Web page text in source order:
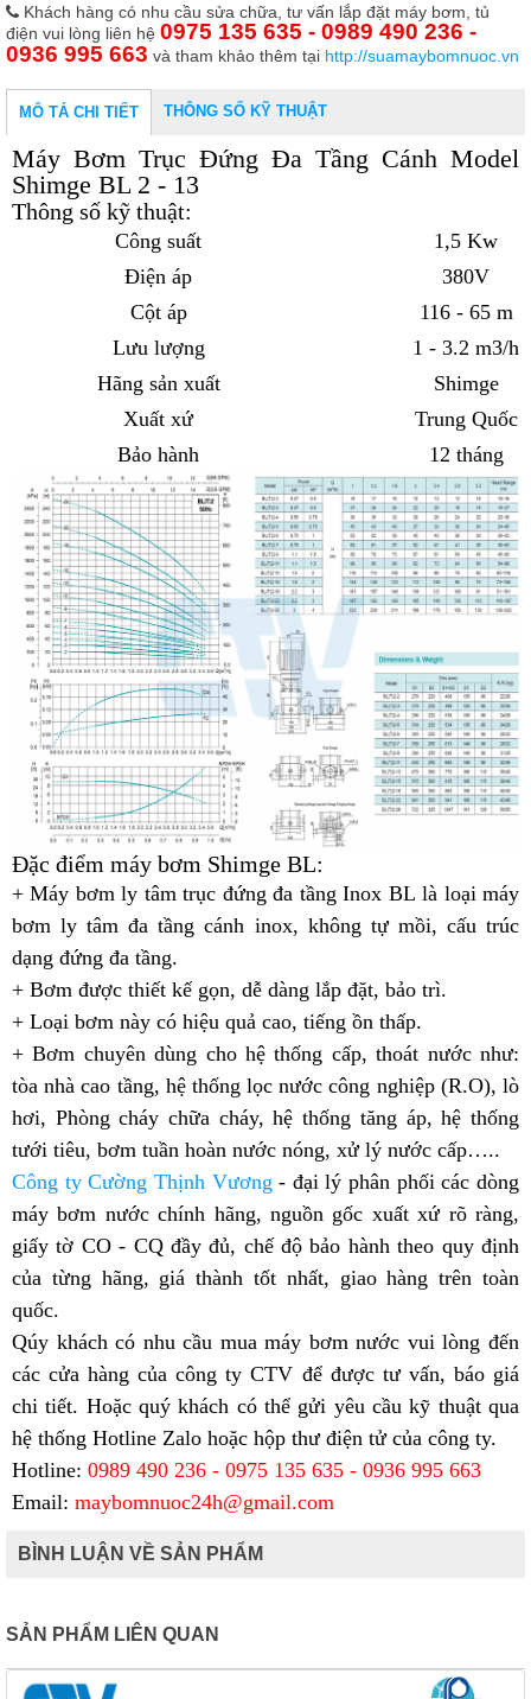
Khách hàng có nhu cầu sửa chữa, tư vấn lắp đặt máy bơm, tủ
điện vui lòng liên hệ 0975 135 635 - 0989 490 236 -
0936 995 663 và tham khảo thêm tại http://suamaybomnuoc.vn
MÔ TẢ CHI TIẾT THÔNG SỐ KỸ THUẬT
Máy Bơm Trục Đứng Đa Tầng Cánh Model
Shimge BL 2 - 13
Thông số kỹ thuật:
Công suất
1,5 Kw
Điện áp
380V
Cột áp
116 - 65 m
Lưu lượng
1 - 3.2 m3/h
Hãng sản xuất
Shimge
Xuất xứ
Trung Quốc
Bảo hành
12 tháng
Đặc điểm máy bơm Shimge BL:
+ Máy bơm ly tâm trục đứng đa tầng Inox BL là loại máy
bơm ly tâm đa tầng cánh inox, không tự mồi, cấu trúc
dạng đứng đa tầng.
+ Bơm được thiết kế gọn, dễ dàng lắp đặt, bảo trì.
+ Loại bơm này có hiệu quả cao, tiếng ồn thấp.
+ Bơm chuyên dùng cho hệ thống cấp, thoát nước như:
tòa nhà cao tầng, hệ thống lọc nước công nghiệp (R.O), lò
hơi, Phòng cháy chữa cháy, hệ thống tăng áp, hệ thống
tưới tiêu, bơm tuần hoàn nước nóng, xử lý nước cấp…..
Công ty Cường Thịnh Vương - đại lý phân phối các dòng
máy bơm nước chính hãng, nguồn gốc xuất xứ rõ ràng,
giấy tờ CO - CQ đầy đủ, chế độ bảo hành theo quy định
của từng hãng, giá thành tốt nhất, giao hàng trên toàn
quốc.
Qúy khách có nhu cầu mua máy bơm nước vui lòng đến
các cửa hàng của công ty CTV để được tư vấn, báo giá
chi tiết. Hoặc quý khách có thể gửi yêu cầu kỹ thuật qua
hệ thống Hotline Zalo hoặc hộp thư điện tử của công ty.
Hotline: 0989 490 236 - 0975 135 635 - 0936 995 663
Email: maybomnuoc24h@gmail.com
BÌNH LUẬN VỀ SẢN PHẨM
SẢN PHẨM LIÊN QUAN